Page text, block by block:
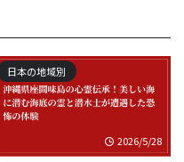
日本の地域別
2026/5/28